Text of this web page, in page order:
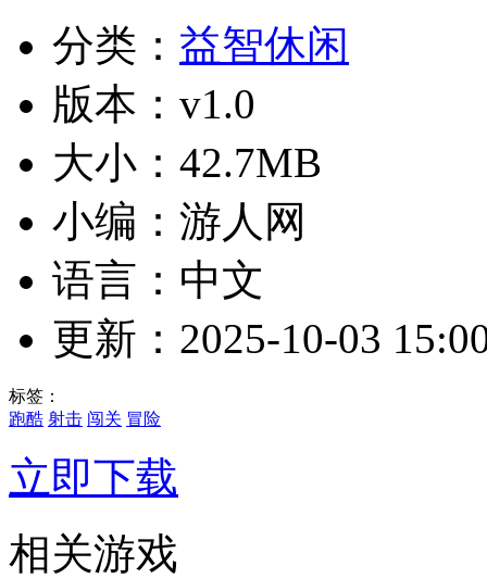
分类： 益智休闲
版本：v1.0
大小：42.7MB
小编：游人网
语言：中文
更新：2025-10-03
标签：
跑酷 射击 闯关 冒险
立即下载
相关游戏